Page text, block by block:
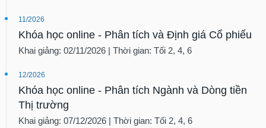
11/2026
Khóa học online - Phân tích và Định giá Cổ phiếu
Khai giảng: 02/11/2026 | Thời gian: Tối 2, 4, 6
12/2026
Khóa học online - Phân tích Ngành và Dòng tiền
Thị trường
Khai giảng: 07/12/2026 | Thời gian: Tối 2, 4, 6